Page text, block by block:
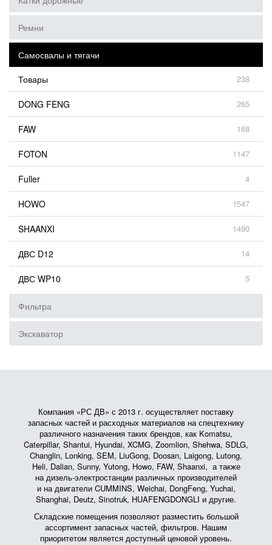
Ремни
Самосвалы и тягачи
Товары
238
DONG FENG 265
FAW 168
FOTON 1147
Fuller 4
HOWO 1547
SHAANXI 1490
ДВС D12 14
ДВС WP10 5
Фильтра
Экскаватор
Компания «РС ДВ» с 2013 г. осуществляет поставку
запасных частей и расходных материалов на спецтехнику
различного назначения таких брендов, как Komatsu,
Caterpillar, Shantui, Hyundai, XCMG, Zoomlion, Shehwa, SDLG,
Changlin, Lonking, SEM, LiuGong, Doosan, Laigong, Lutong,
Heli, Dalian, Sunny, Yutong, Howo, FAW, Shaanxi, а также
на дизель-электростанции различных производителей
и на двигатели CUMMINS, Weichai, DongFeng, Yuchai,
Shanghai, Deutz, Sinotruk, HUAFENGDONGLI и другие.
Складские помещения позволяют разместить большой
ассортимент запасных частей, фильтров. Нашим
приоритетом является доступный ценовой уровень.